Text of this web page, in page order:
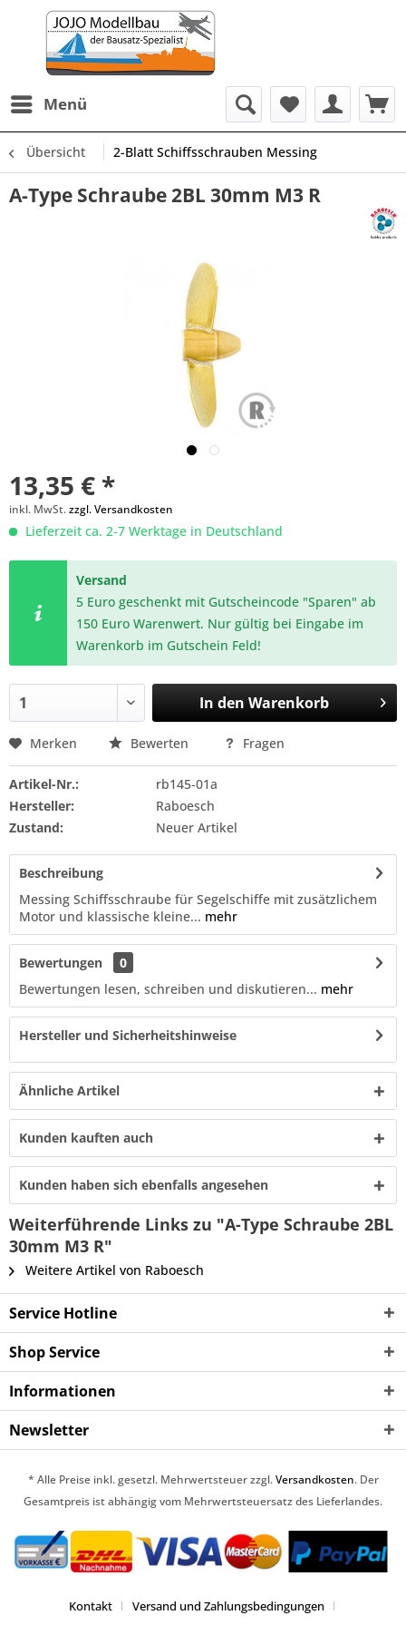
Menü
Übersicht 2-Blatt Schiffsschrauben Messing
A-Type Schraube 2BL 30mm M3 R
13,35 € *
inkl. MwSt.zzgl. Versandkosten
Lieferzeit ca. 2-7 Werktage in Deutschland
Versand
5 Euro geschenkt mit Gutscheincode "Sparen" ab
150 Euro Warenwert. Nur gültig bei Eingabe im
Warenkorb im Gutschein Feld!
In den Warenkorb
Merken Bewerten Fragen
Artikel-Nr.:
rb145-01a
Hersteller:
Raboesch
Zustand:
Neuer Artikel
Beschreibung
Messing Schiffsschraube für Segelschiffe mit zusätzlichem
Motor und klassische kleine... mehr
Bewertungen
0
Bewertungen lesen, schreiben und diskutieren... mehr
Hersteller und Sicherheitshinweise
Ähnliche Artikel
Kunden kauften auch
Kunden haben sich ebenfalls angesehen
Weiterführende Links zu "A-Type Schraube 2BL
30mm M3 R"
Weitere Artikel von Raboesch
Service Hotline
Shop Service
Informationen
Newsletter
* Alle Preise inkl. gesetzl. Mehrwertsteuer zzgl.Versandkosten. Der
Gesamtpreis ist abhängig vom Mehrwertsteuersatz des Lieferlandes.
Kontakt Versand und Zahlungsbedingungen